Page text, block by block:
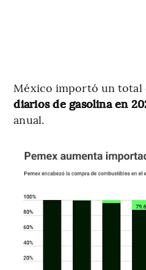
México importó un total
diarios de gasolina en
anual.